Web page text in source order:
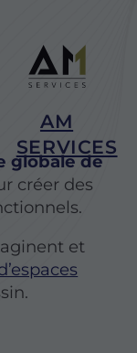
AM
SERVICES
globale de
créer des
et